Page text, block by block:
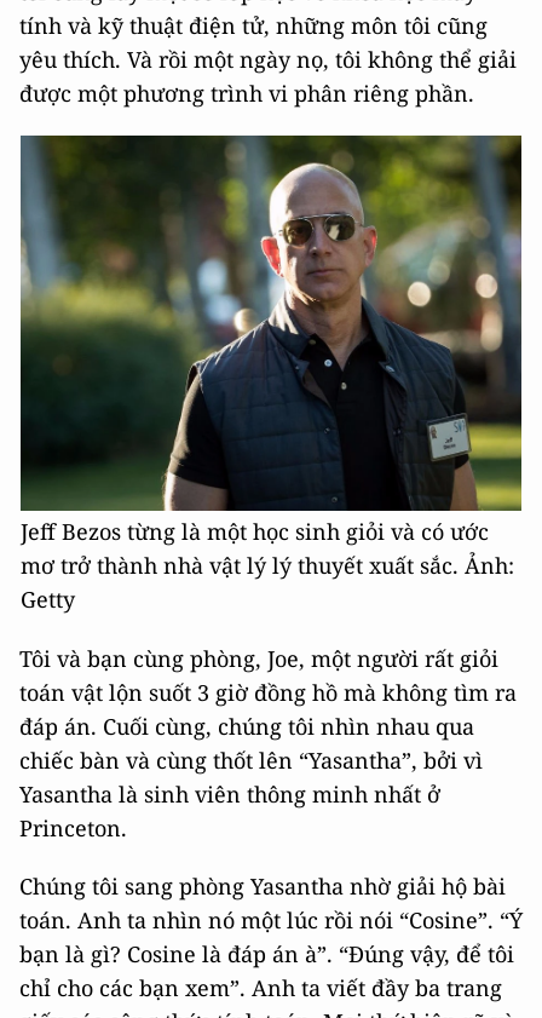
tính và kỹ thuật điện tử, những môn tôi cũng
yêu thích. Và rồi một ngày nọ, tôi không thể giải
được một phương trình vi phân riêng phần.
Jeff Bezos từng là một học sinh giỏi và có ước
mơ trở thành nhà vật lý lý thuyết xuất sắc. Ảnh:
Getty
Tôi và bạn cùng phòng, Joe, một người rất giỏi
toán vật lộn suốt 3 giờ đồng hồ mà không tìm ra
đáp án. Cuối cùng, chúng tôi nhìn nhau qua
chiếc bàn và cùng thốt lên “Yasantha”, bởi vì
Yasantha là sinh viên thông minh nhất ở
Princeton.
Chúng tôi sang phòng Yasantha nhờ giải hộ bài
toán. Anh ta nhìn nó một lúc rồi nói “Cosine”. “Ý
bạn là gì? Cosine là đáp án à”. “Đúng vậy, để tôi
chỉ cho các bạn xem”. Anh ta viết đầy ba trang